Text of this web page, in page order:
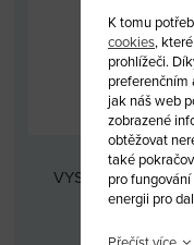
VYSTŘELOVACÍ
K tomu
cookies,
prohlížeči.
preferenčním
jak náš web
zobrazené
obtěžovat
také
pro
energii pro